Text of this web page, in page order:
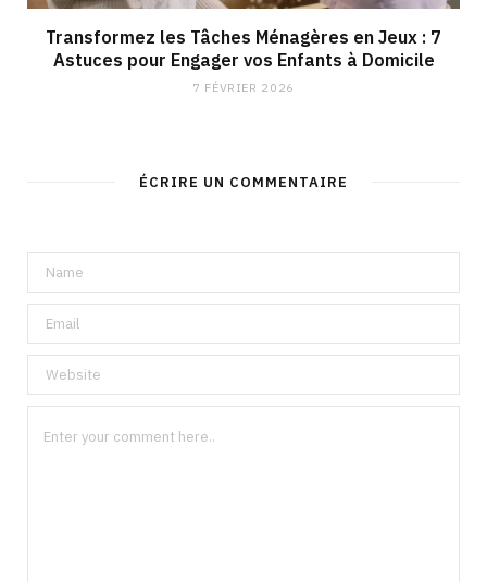
Transformez les Tâches Ménagères en Jeux : 7
Astuces pour Engager vos Enfants à Domicile
7 FÉVRIER 2026
ÉCRIRE UN COMMENTAIRE